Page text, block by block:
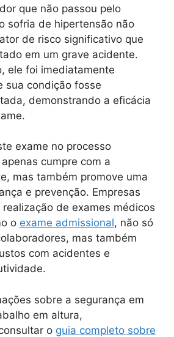
que não passou pelo
sofria de hipertensão não
de risco significativo que
em um grave acidente.
ele foi imediatamente
sua condição fosse
demonstrando a eficácia
exame no processo
cumpre com a
mas também promove uma
e prevenção. Empresas
de exames médicos
o exame admissional, não só
mas também
com acidentes e
sobre a segurança em
em altura,
o guia completo sobre